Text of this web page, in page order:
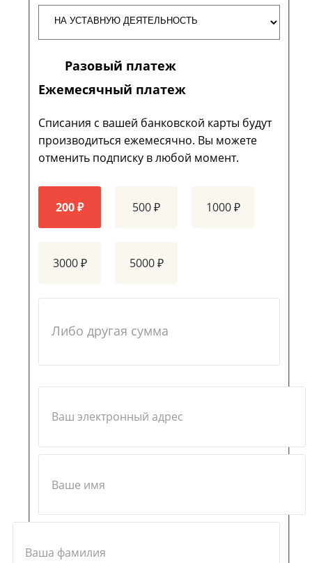
Разовый платеж
Ежемесячный платеж
Списания с вашей банковской карты будут
производиться ежемесячно. Вы можете
отменить подписку в любой момент.
200 ₽ 500 ₽ 1000 ₽
3000 ₽ 5000 ₽